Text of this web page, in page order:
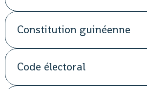
Constitution guinéenne
Code électoral